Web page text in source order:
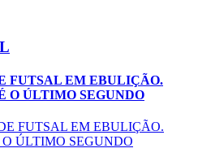
FUTSAL EM EBULIÇÃO.
O ÚLTIMO SEGUNDO